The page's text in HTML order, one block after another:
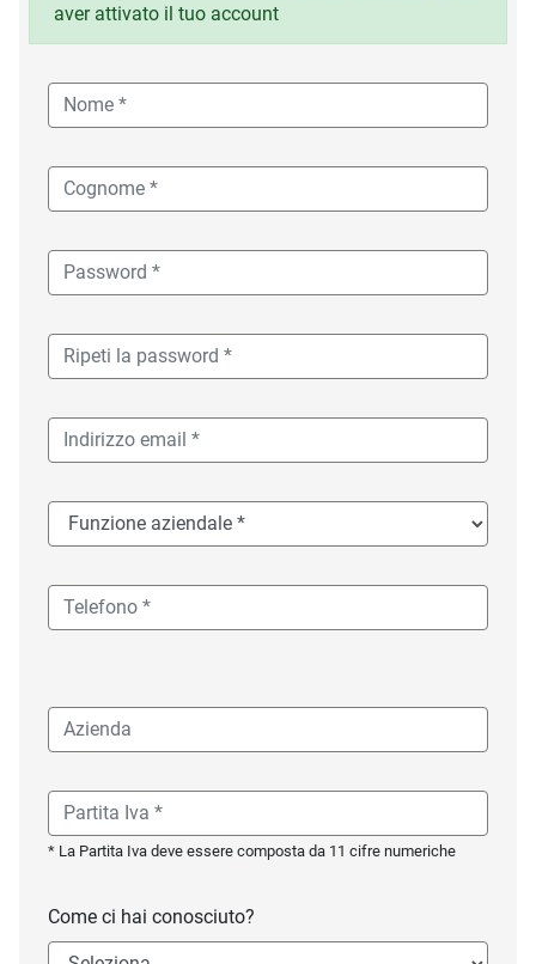
aver attivato il tuo account
* La Partita Iva deve essere composta da 11 cifre numeriche
Come ci hai conosciuto?